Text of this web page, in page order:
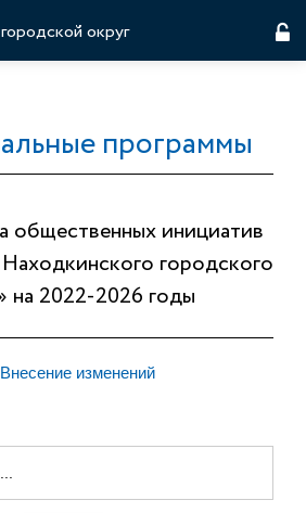
округ
программы
общественных инициатив
городского
на 2022-2026 годы
Внесение изменений